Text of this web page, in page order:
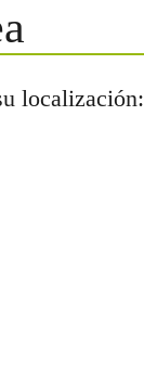
localización: